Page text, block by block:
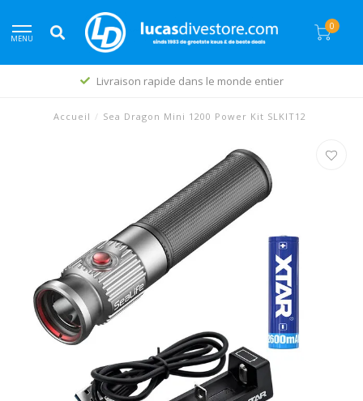
MENU
0
Livraison rapide dans le monde entier
Accueil / Sea Dragon Mini 1200 Power Kit SLKIT12